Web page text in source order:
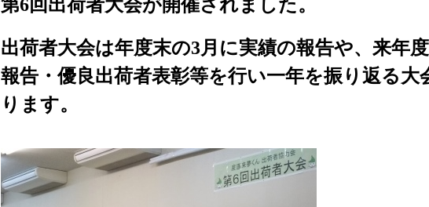
第6回出荷者大会が開催されました。
出荷者大会は年度末の3月に実績の報告や、来年
報告・優良出荷者表彰等を行い一年を振り返る大
ります。